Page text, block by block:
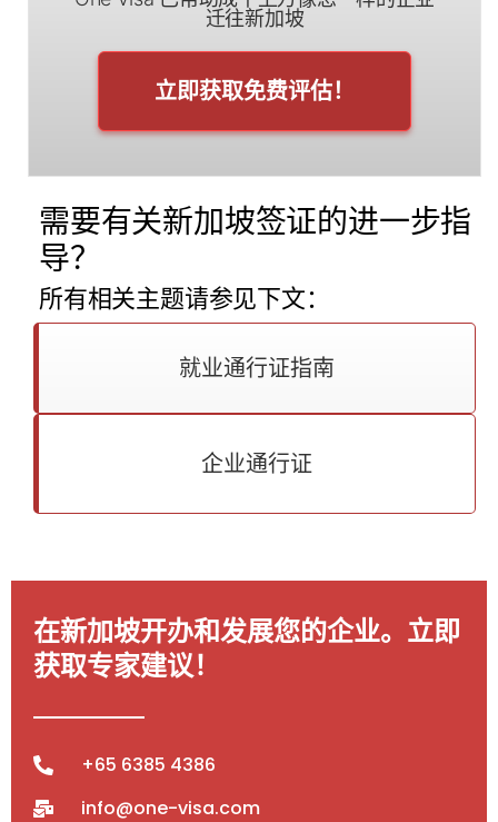
迁往新加坡
立即获取免费评估！
需要有关新加坡签证的进一步指
导？
所有相关主题请参见下文：
就业通行证指南
企业通行证
在新加坡开办和发展您的企业。立即
获取专家建议！
+65 6385 4386
info@one-visa.com